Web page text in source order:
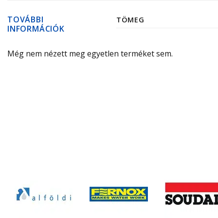
TOVÁBBI
INFORMÁCIÓK
TÖMEG
Még nem nézett meg egyetlen terméket sem.